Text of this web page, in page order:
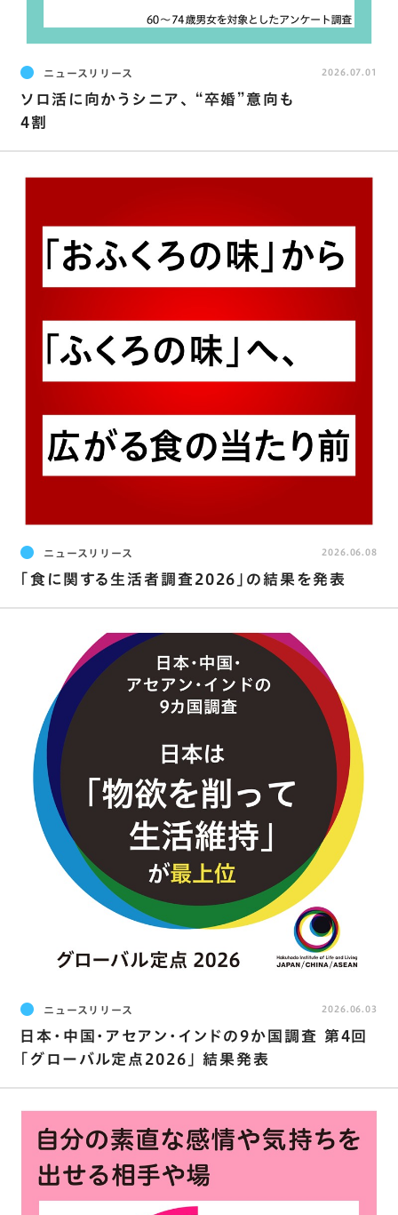
ニュースリリース
ソロ活に向かうシニア､ “卒婚”意向も
4割
2026.07.01
ニュースリリース
｢食に関する生活者調査2026｣の結果を発表
2026.06.08
ニュースリリース
日本･中国･アセアン･インドの9か国調査 第4回
｢グローバル定点2026｣ 結果発表
2026.06.03